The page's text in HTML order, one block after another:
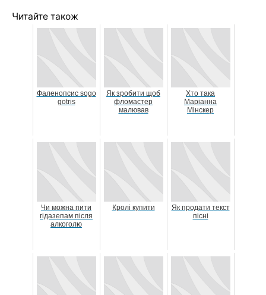
Читайте також
Фаленопсис sogo
gotris
Як зробити щоб
фломастер
малював
Хто така
Маріанна
Мінскер
Чи можна пити
гідазепам після
алкоголю
Кролі купити
Як продати текст
пісні